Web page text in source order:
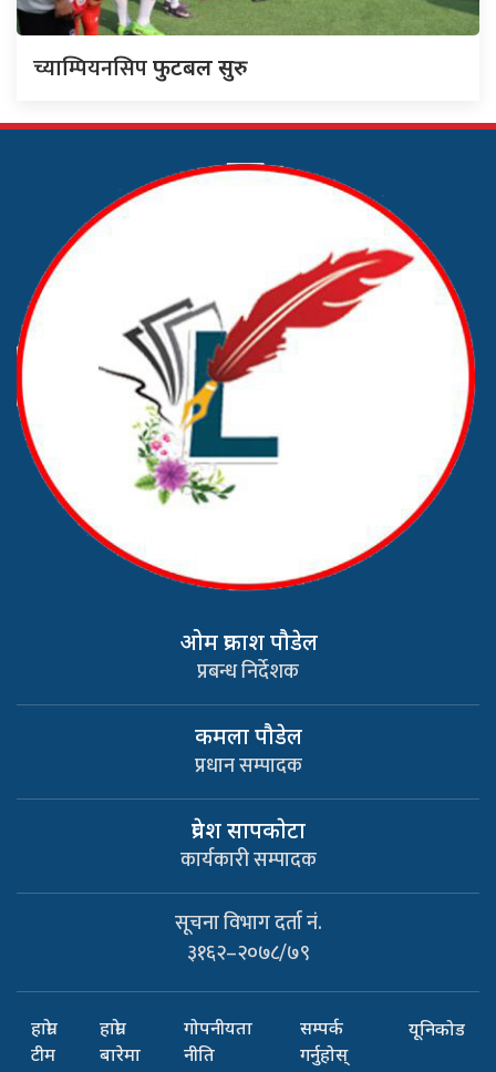
च्याम्पियनसिपफुटबल सुरु
ओम प्रकाश पौडेल
प्रबन्ध निर्देशक
कमला पौडेल
प्रधान सम्पादक
प्रवेश सापकाेटा
कार्यकारी सम्पादक
सूचना विभाग दर्ता नं.
३१६२–२०७८/७९
हाम्रो
टीम
हाम्रो
बारेमा
गोपनीयता
नीति
सम्पर्क
गर्नुहोस्
यूनिकोड